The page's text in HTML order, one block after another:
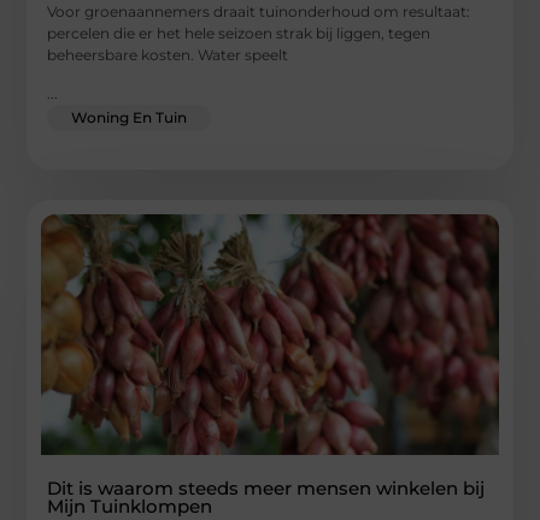
Voor groenaannemers draait tuinonderhoud om resultaat:
percelen die er het hele seizoen strak bij liggen, tegen
beheersbare kosten. Water speelt
...
Woning En Tuin
Dit is waarom steeds meer mensen winkelen bij
Mijn Tuinklompen